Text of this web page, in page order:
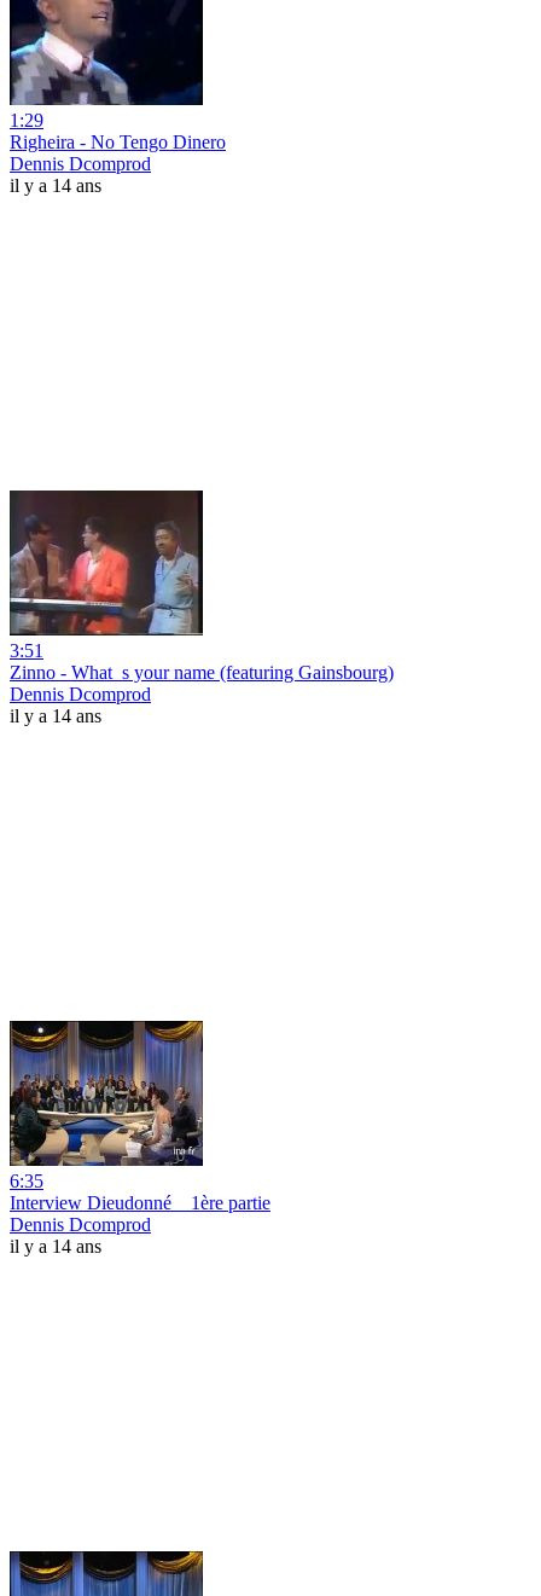
1:29
Righeira - No Tengo Dinero
Dennis Dcomprod
il y a 14 ans
3:51
Zinno - What_s your name (featuring Gainsbourg)
Dennis Dcomprod
il y a 14 ans
6:35
Interview Dieudonné _ 1ère partie
Dennis Dcomprod
il y a 14 ans